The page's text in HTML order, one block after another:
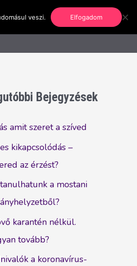
Kapcsolat
Bejegyzések
amit szeret a szíved
kikapcsolódás –
az érzést?
a mostani
karantén nélkül.
tovább?
a koronavírus-
veszi. Elfogadom